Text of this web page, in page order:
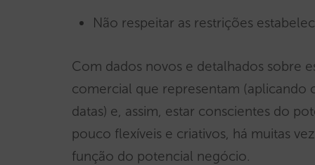
Não respeitar as restrições
Com dados novos e detalhados sobre
comercial que representam (aplicando
datas) e, assim, estar conscientes do
pouco flexíveis e criativos, há muitas
função do potencial negócio.